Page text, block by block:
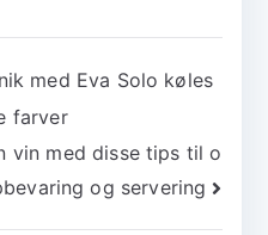
med Eva Solo køles
farver
vin med disse tips til o
og servering